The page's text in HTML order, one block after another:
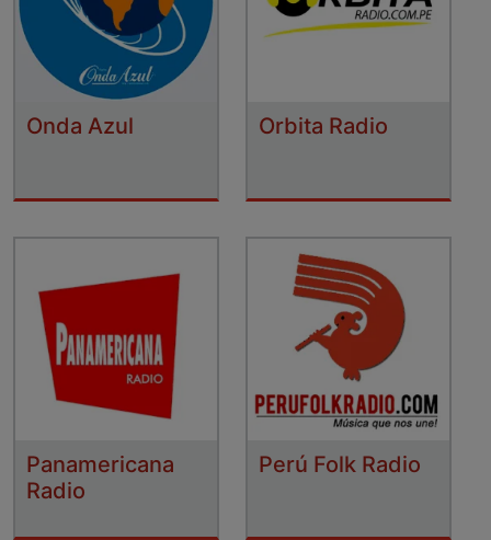
Onda Azul Orbita Radio
Panamericana
Radio
Perú Folk Radio